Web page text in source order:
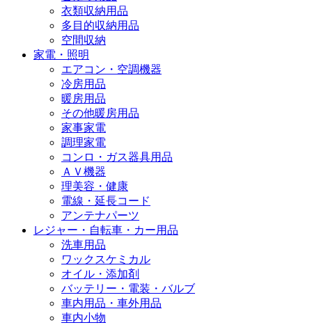
衣類収納用品
多目的収納用品
空間収納
家電・照明
エアコン・空調機器
冷房用品
暖房用品
その他暖房用品
家事家電
調理家電
コンロ・ガス器具用品
ＡＶ機器
理美容・健康
電線・延長コード
アンテナパーツ
レジャー・自転車・カー用品
洗車用品
ワックスケミカル
オイル・添加剤
バッテリー・電装・バルブ
車内用品・車外用品
車内小物